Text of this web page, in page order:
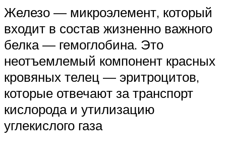
Железо — микроэлемент, который
входит в состав жизненно важного
белка — гемоглобина. Это
неотъемлемый компонент красных
кровяных телец — эритроцитов,
которые отвечают за транспорт
кислорода и утилизацию
углекислого газа